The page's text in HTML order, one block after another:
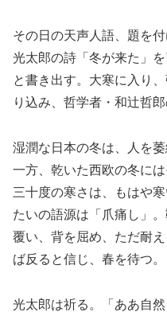
その日の天声人語、題を
光太郎の詩「冬が来た」
と書き出す。大寒に入り
り込み、哲学者・和辻哲
湿潤な日本の冬は、人を
一方、乾いた西欧の冬に
三十度の寒さは、もはや
たいの語源は「爪痛し」
覆い、背を屈め、ただ耐
ば反ると信じ、春を待つ。
光太郎は祈る。「ああ自